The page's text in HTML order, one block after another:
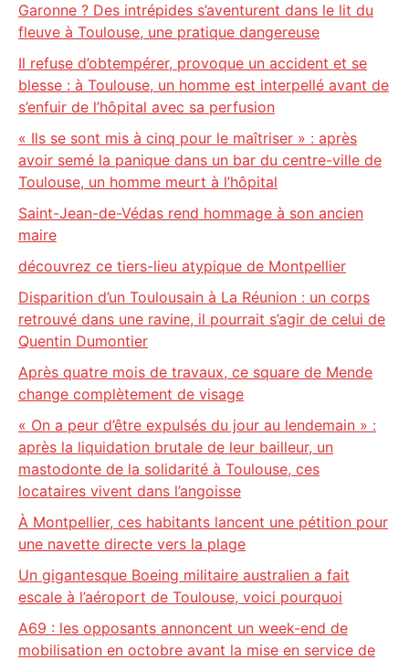
Garonne ? Des intrépides s’aventurent dans le lit du
fleuve à Toulouse, une pratique dangereuse
Il refuse d’obtempérer, provoque un accident et se
blesse : à Toulouse, un homme est interpellé avant de
s’enfuir de l’hôpital avec sa perfusion
« Ils se sont mis à cinq pour le maîtriser » : après
avoir semé la panique dans un bar du centre-ville de
Toulouse, un homme meurt à l’hôpital
Saint-Jean-de-Védas rend hommage à son ancien
maire
découvrez ce tiers-lieu atypique de Montpellier
Disparition d’un Toulousain à La Réunion : un corps
retrouvé dans une ravine, il pourrait s’agir de celui de
Quentin Dumontier
Après quatre mois de travaux, ce square de Mende
change complètement de visage
« On a peur d’être expulsés du jour au lendemain » :
après la liquidation brutale de leur bailleur, un
mastodonte de la solidarité à Toulouse, ces
locataires vivent dans l’angoisse
À Montpellier, ces habitants lancent une pétition pour
une navette directe vers la plage
Un gigantesque Boeing militaire australien a fait
escale à l’aéroport de Toulouse, voici pourquoi
A69 : les opposants annoncent un week-end de
mobilisation en octobre avant la mise en service de